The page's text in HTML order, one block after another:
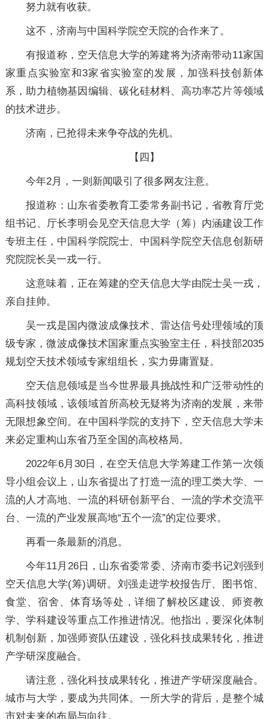
努力就有收获。
这不，济南与中国科学院空天院的合作来了。
有报道称，空天信息大学的筹建将为济南带动11家国
家重点实验室和3家省实验室的发展，加强科技创新体
系，助力植物基因编辑、碳化硅材料、高功率芯片等领域
的技术进步。
济南，已抢得未来争夺战的先机。
【四】
今年2月，一则新闻吸引了很多网友注意。
报道称：山东省委教育工委常务副书记，省教育厅党
组书记、厅长李明会见空天信息大学（筹）内涵建设工作
专班主任，中国科学院院士、中国科学院空天信息创新研
究院院长吴一戎一行。
这意味着，正在筹建的空天信息大学由院士吴一戎，
亲自挂帅。
吴一戎是国内微波成像技术、雷达信号处理领域的顶
级专家，微波成像技术国家重点实验室主任，科技部2035
规划空天技术领域专家组组长，实力毋庸置疑。
空天信息领域是当今世界最具挑战性和广泛带动性的
高科技领域，该领域首所高校无疑将为济南的发展，来带
无限想象空间。在中国科学院的支持下，空天信息大学未
来必定重构山东省乃至全国的高校格局。
2022年6月30日，在空天信息大学筹建工作第一次领
导小组会议上，山东省提出了打造一流的理工类大学、一
流的人才高地、一流的科研创新平台、一流的学术交流平
台、一流的产业发展高地“五个一流”的定位要求。
再看一条最新的消息。
今年11月26日，山东省委常委、济南市委书记刘强到
空天信息大学(筹)调研。刘强走进学校报告厅、图书馆、
食堂、宿舍、体育场等处，详细了解校区建设、师资教
学、学科建设等重点工作推进情况。他指出，要深化体制
机制创新，加强师资队伍建设，强化科技成果转化，推进
产学研深度融合。
请注意，强化科技成果转化，推进产学研深度融合。
城市与大学，要成为共同体。一所大学的背后，是整个城
市对未来的布局与向往。